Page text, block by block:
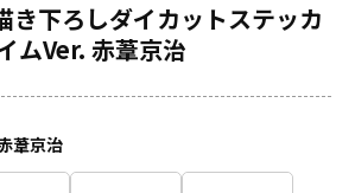
き下ろしダイカットステッカ
ムVer. 赤葦京治
葦京治